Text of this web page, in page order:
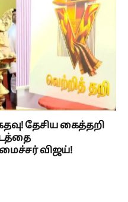
தேசிய கைத்தறி
விஜய்!